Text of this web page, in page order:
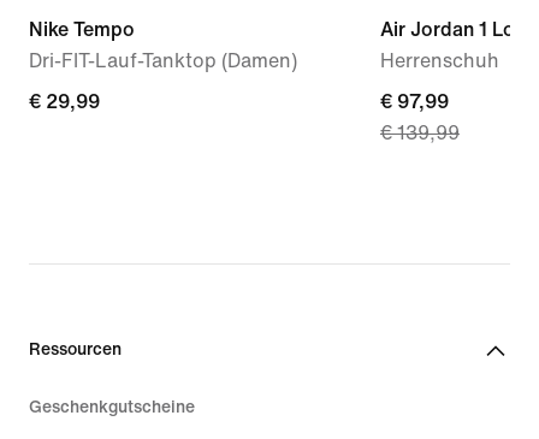
Nike Tempo
Dri-FIT-Lauf-Tanktop (Damen)
€ 29,99
€ 29,99
Air Jordan 1 Low
Herrenschuh
current
price
€ 139,99
€ 97,99
€ 139,99
Ressourcen
Geschenkgutscheine